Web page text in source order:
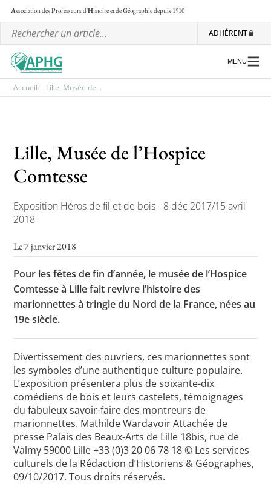
Association desProfesseurs d'Histoire et deGéographiedepuis 1910
ADHÉRENT
Les régionales
Les ateliers nationaux
Concours de recrutement
Concours scolaires
Conférences, tables rondes
Critique d’ouvrages publiés
Culture
MENU
Accueil Lille, Musée de...
Lille, Musée de l’Hospice
Comtesse
Exposition Héros de fil et de bois - 8 déc 2017/15 avril
2018
Le 7 janvier 2018
Pour les fêtes de fin d’année, le musée de l’Hospice
Comtesse à Lille fait revivre l’histoire des
marionnettes à tringle du Nord de la France, nées au
19e siècle.
Divertissement des ouvriers, ces marionnettes sont
les symboles d’une authentique culture populaire.
L’exposition présentera plus de soixante-dix
comédiens de bois et leurs castelets, témoignages
du fabuleux savoir-faire des montreurs de
marionnettes. Mathilde Wardavoir Attachée de
presse Palais des Beaux-Arts de Lille 18bis, rue de
Valmy 59000 Lille +33 (0)3 20 06 78 18© Les services
culturels de la Rédaction d’Historiens & Géographes,
09/10/2017. Tous droits réservés.